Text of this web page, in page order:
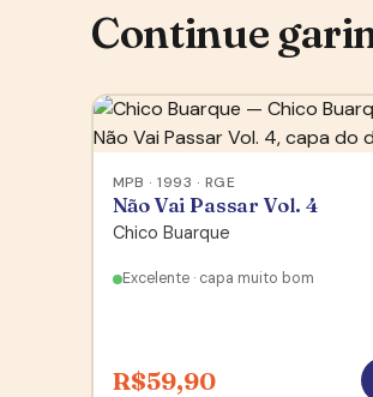
Continue
MPB · 1993 · RGE
Não Vai Passar Vol. 4
Chico Buarque
Excelente · capa muito bom
R$59,90